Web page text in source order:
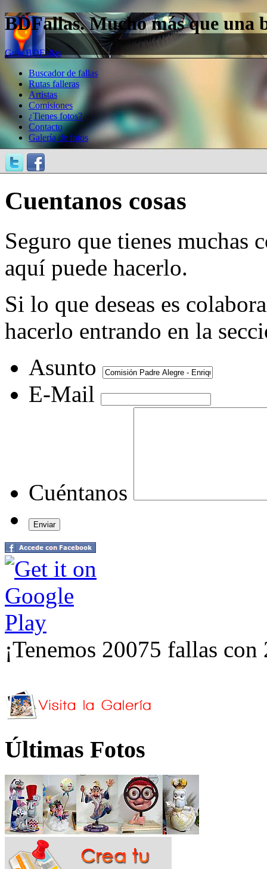
BDFallas. Mucho más que una
Guía BDFallas
Buscador de fallas
Rutas falleras
Artistas
Comisiones
¿Tienes fotos?
Contacto
Galería de fotos
Cuentanos cosas
Seguro que tienes muchas
aquí puede hacerlo.
Si lo que deseas es
hacerlo entrando en la
Asunto
E-Mail
Cuéntanos
¡Tenemos 20075 fallas
Últimas Fotos